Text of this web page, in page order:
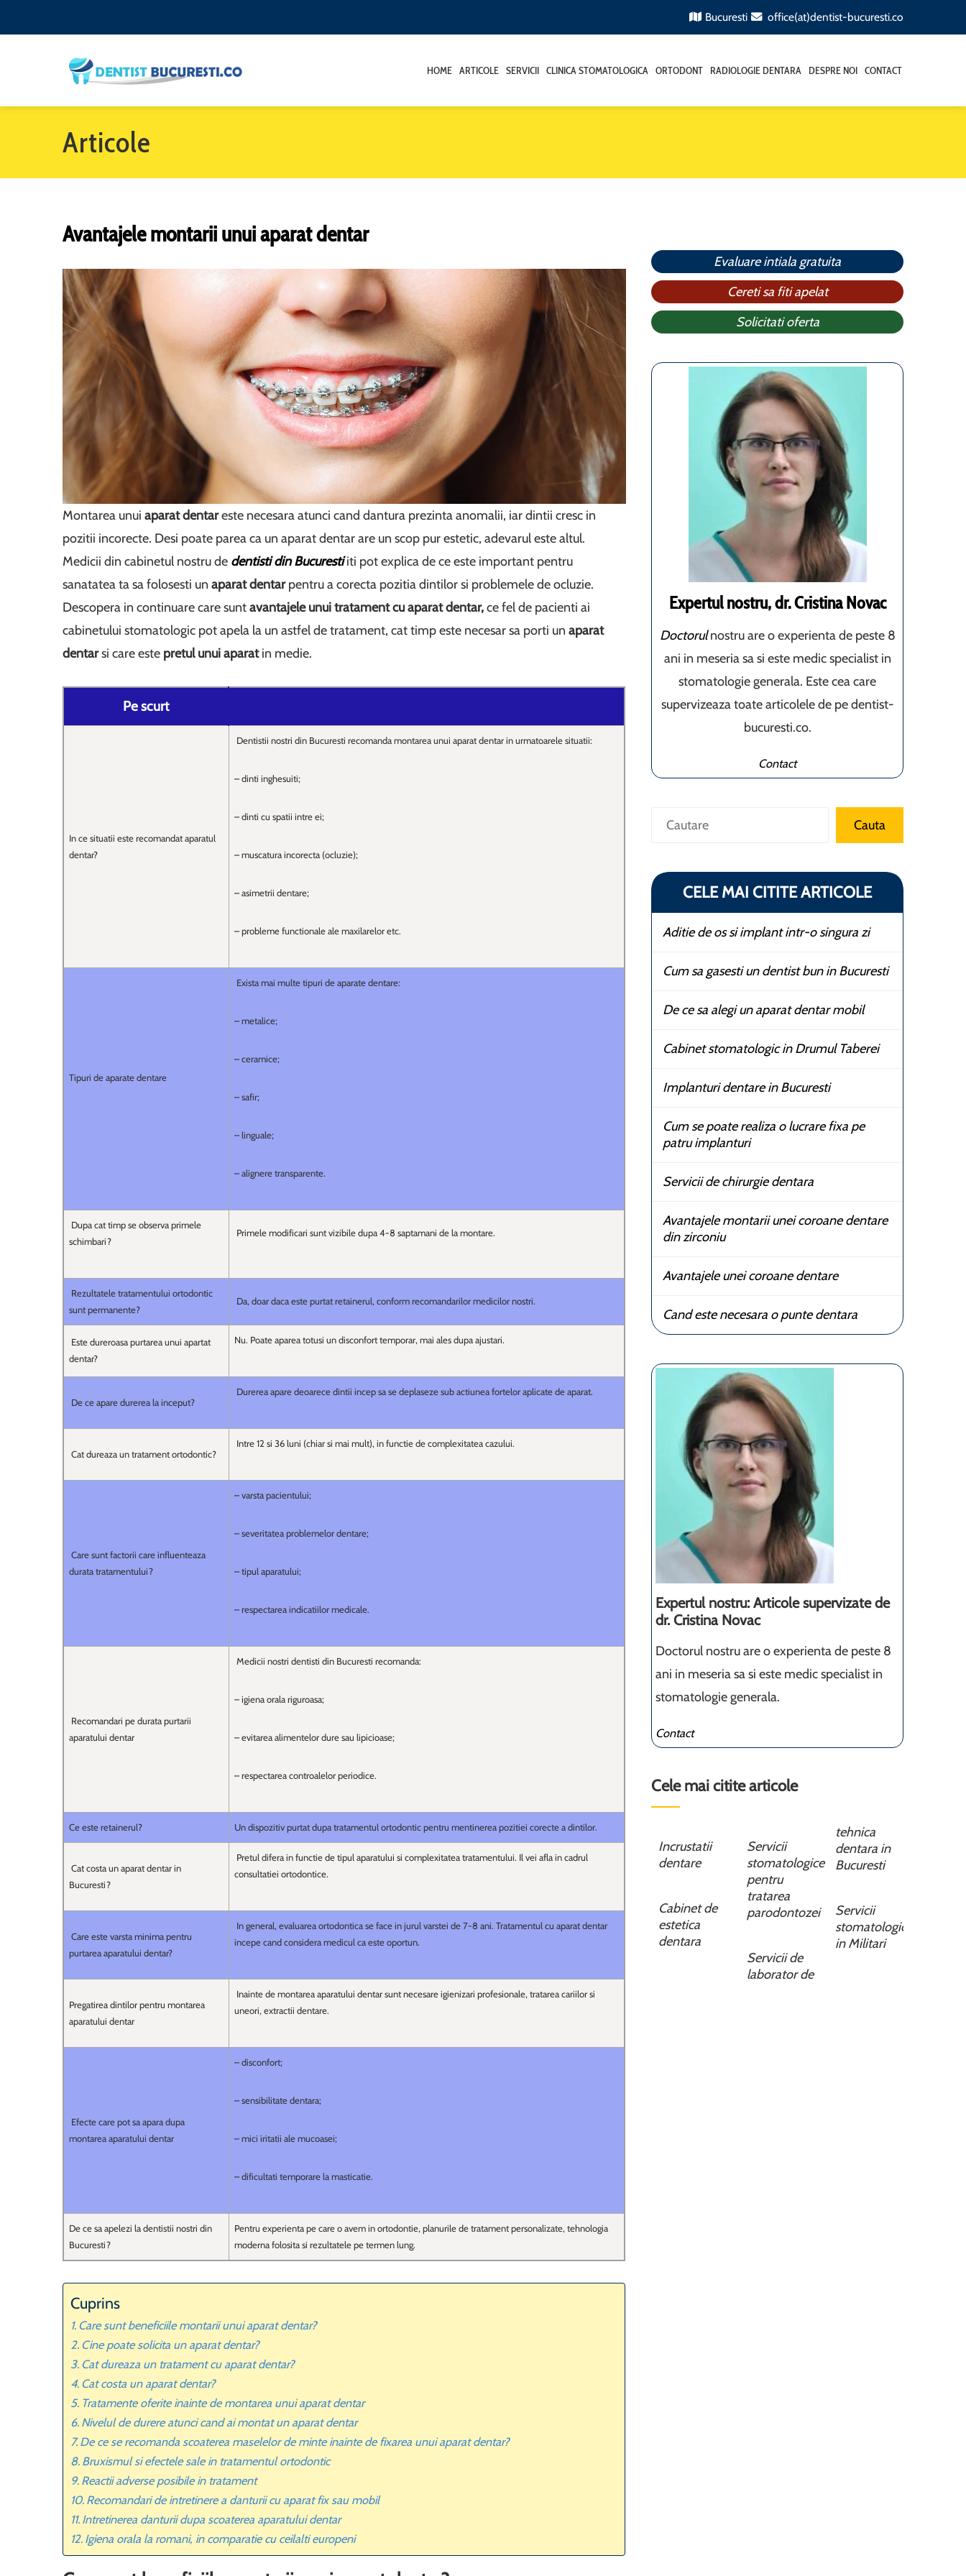
Bucuresti office(at)dentist-bucuresti.co
HOME ARTICOLE SERVICII CLINICA STOMATOLOGICA ORTODONT RADIOLOGIE DENTARA DESPRE NOI CONTACT
Articole
Avantajele montarii unui aparat dentar
Montarea unui aparat dentareste necesara atunci cand dantura prezinta anomalii, iar dintii cresc in
pozitii incorecte. Desi poate parea ca un aparat dentar are un scop pur estetic, adevarul este altul.
Medicii din cabinetul nostru de dentisti din Bucurestiiti pot explica de ce este important pentru
sanatatea ta sa folosesti un aparat dentarpentru a corecta pozitia dintilor si problemele de ocluzie.
Descopera in continuare care suntavantajele unui tratament cu aparat dentar,ce fel de pacienti ai
cabinetului stomatologic pot apela la un astfel de tratament, cat timp este necesar sa porti un aparat
dentarsi care este pretul unui aparatin medie.
Pe scurt
In ce situatii este recomandat aparatul
dentar?
Dentistii nostri din Bucuresti recomanda montarea unui aparat dentar in urmatoarele situatii:
– dinti inghesuiti;
– dinti cu spatii intre ei;
– muscatura incorecta (ocluzie);
– asimetrii dentare;
– probleme functionale ale maxilarelor etc.
Tipuri de aparate dentare
Exista mai multe tipuri de aparate dentare:
– metalice;
– ceramice;
– safir;
– linguale;
– alignere transparente.
Dupa cat timp se observa primele
schimbari?
Primele modificari sunt vizibile dupa 4-8 saptamani de la montare.
Rezultatele tratamentului ortodontic
sunt permanente?
Da, doar daca este purtat retainerul, conform recomandarilor medicilor nostri.
Este dureroasa purtarea unui apartat
dentar?
Nu. Poate aparea totusi un disconfort temporar, mai ales dupa ajustari.
De ce apare durerea la inceput?
Durerea apare deoarece dintii incep sa se deplaseze sub actiunea fortelor aplicate de aparat.
Cat dureaza un tratament ortodontic?
Intre 12 si 36 luni (chiar si mai mult), in functie de complexitatea cazului.
Care sunt factorii care influenteaza
durata tratamentului?
– varsta pacientului;
– severitatea problemelor dentare;
– tipul aparatului;
– respectarea indicatiilor medicale.
Recomandari pe durata purtarii
aparatului dentar
Medicii nostri dentisti din Bucuresti recomanda:
– igiena orala riguroasa;
– evitarea alimentelor dure sau lipicioase;
– respectarea controalelor periodice.
Ce este retainerul? Un dispozitiv purtat dupa tratamentul ortodontic pentru mentinerea pozitiei corecte a dintilor.
Cat costa un aparat dentar in
Bucuresti?
Pretul difera in functie de tipul aparatului si complexitatea tratamentului. Il vei afla in cadrul
consultatiei ortodontice.
Care este varsta minima pentru
purtarea aparatului dentar?
In general, evaluarea ortodontica se face in jurul varstei de 7-8 ani. Tratamentul cu aparat dentar
incepe cand considera medicul ca este oportun.
Pregatirea dintilor pentru montarea
aparatului dentar
Inainte de montarea aparatului dentar sunt necesare igienizari profesionale, tratarea cariilor si
uneori, extractii dentare.
Efecte care pot sa apara dupa
montarea aparatului dentar
– disconfort;
– sensibilitate dentara;
– mici iritatii ale mucoasei;
– dificultati temporare la masticatie.
De ce sa apelezi la dentistii nostri din
Bucuresti?
Pentru experienta pe care o avem in ortodontie, planurile de tratament personalizate, tehnologia
moderna folosita si rezultatele pe termen lung.
Cuprins
Care sunt beneficiile montarii unui aparat dentar?
Cine poate solicita un aparat dentar?
Cat dureaza un tratament cu aparat dentar?
Cat costa un aparat dentar?
Tratamente oferite inainte de montarea unui aparat dentar
Nivelul de durere atunci cand ai montat un aparat dentar
De ce se recomanda scoaterea maselelor de minte inainte de fixarea unui aparat dentar?
Bruxismul si efectele sale in tratamentul ortodontic
Reactii adverse posibile in tratament
Recomandari de intretinere a danturii cu aparat fix sau mobil
Intretinerea danturii dupa scoaterea aparatului dentar
Igiena orala la romani, in comparatie cu ceilalti europeni
Evaluare intiala gratuita
Cereti sa fiti apelat
Solicitati oferta
Expertul nostru, dr. Cristina Novac
Doctorulnostru are o experienta de peste 8
ani in meseria sa si este medic specialist in
stomatologie generala. Este cea care
supervizeaza toate articolele de pe dentist-
bucuresti.co.
Contact
Caută Cauta
CELE MAI CITITE ARTICOLE
Aditie de os si implant intr-o singura zi
Cum sa gasesti un dentist bun in Bucuresti
De ce sa alegi un aparat dentar mobil
Cabinet stomatologic in Drumul Taberei
Implanturi dentare in Bucuresti
Cum se poate realiza o lucrare fixa pe
patru implanturi
Servicii de chirurgie dentara
Avantajele montarii unei coroane dentare
din zirconiu
Avantajele unei coroane dentare
Cand este necesara o punte dentara
Expertul nostru: Articole supervizate de
dr. Cristina Novac
Doctorul nostru are o experienta de peste 8
ani in meseria sa si este medic specialist in
stomatologie generala.
Contact
Cele mai citite articole
Incrustatii
dentare
Cabinet de
estetica
dentara
Servicii
stomatologice
pentru
tratarea
parodontozei
Servicii de
laborator de
tehnica
dentara in
Bucuresti
Servicii
stomatologice
in Militari